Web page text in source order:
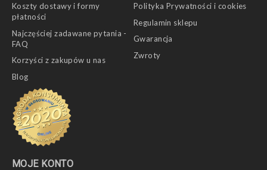
Koszty dostawy i formy
płatności
Najczęściej zadawane pytania -
FAQ
Korzyści z zakupów u nas
Blog
Polityka Prywatności i cookies
Regulamin sklepu
Gwarancja
Zwroty
MOJE KONTO